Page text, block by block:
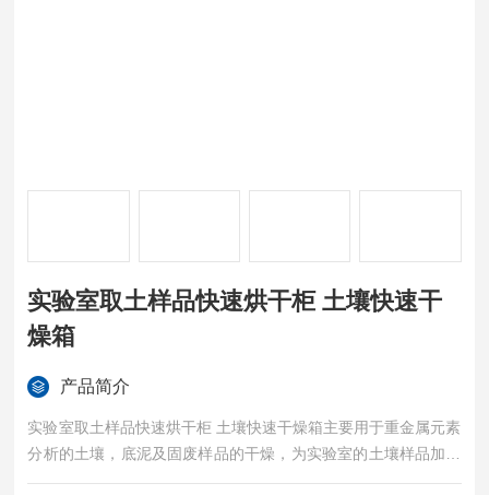
实验室取土样品快速烘干柜 土壤快速干
燥箱
产品简介
实验室取土样品快速烘干柜 土壤快速干燥箱主要用于重金属元素
分析的土壤，底泥及固废样品的干燥，为实验室的土壤样品加热
干燥，是一款样品风干效率高的实验仪器，属于土壤分析前处理